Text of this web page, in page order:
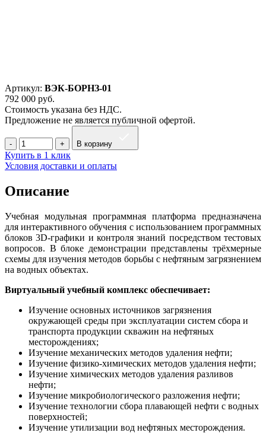
Артикул: ВЭК-БОРНЗ-01
792 000 руб.
Стоимость указана без НДС.
Предложение не является публичной офертой.
В корзину
Купить в 1 клик
Условия доставки и оплаты
Описание
Учебная модульная программная платформа предназначена
для интерактивного обучения с использованием программных
блоков 3D‑графики и контроля знаний посредством тестовых
вопросов. В блоке демонстрации представлены трёхмерные
схемы для изучения методов борьбы с нефтяным загрязнением
на водных объектах.
Виртуальный учебный комплекс обеспечивает:
Изучение основных источников загрязнения
окружающей среды при эксплуатации систем сбора и
транспорта продукции скважин на нефтяных
месторождениях;
Изучение механических методов удаления нефти;
Изучение физико-химических методов удаления нефти;
Изучение химических методов удаления разливов
нефти;
Изучение микробиологического разложения нефти;
Изучение технологии сбора плавающей нефти с водных
поверхностей;
Изучение утилизации вод нефтяных месторождения.